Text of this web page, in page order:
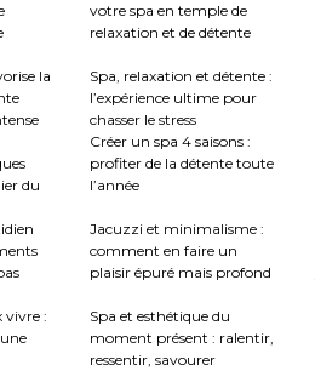
votre spa en temple de
relaxation et de détente
la
Spa, relaxation et détente :
l’expérience ultime pour
chasser le stress
du
Créer un spa 4 saisons :
profiter de la détente toute
l’année
Jacuzzi et minimalisme :
comment en faire un
plaisir épuré mais profond
vivre :
Spa et esthétique du
moment présent : ralentir,
ressentir, savourer